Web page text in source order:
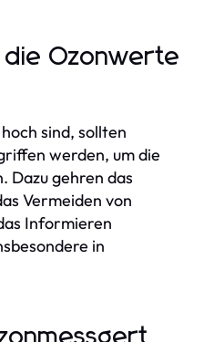
Ozonwerte
sind, sollten
werden, um die
Dazu gehren das
Vermeiden von
Informieren
in